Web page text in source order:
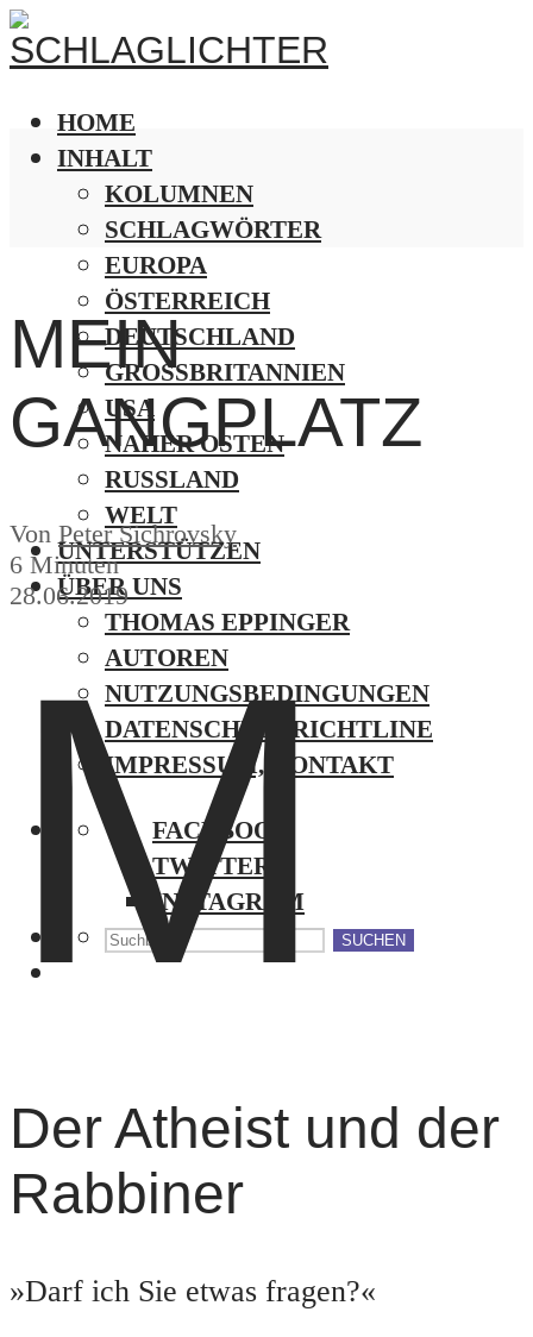
HOME
INHALT
KOLUMNEN
SCHLAGWÖRTER
EUROPA
ÖSTERREICH
DEUTSCHLAND
GROSSBRITANNIEN
USA
NAHER OSTEN
RUSSLAND
WELT
UNTERSTÜTZEN
ÜBER UNS
THOMAS EPPINGER
AUTOREN
NUTZUNGSBEDINGUNGEN
DATENSCHUTZRICHTLINE
IMPRESSUM, KONTAKT
FACEBOOK
TWITTER
INSTAGRAM
SUCHEN
MEIN
GANGPLATZ
Von Peter Sichrovsky
6 Minuten
28.06.2019
M
Der Atheist und der
Rabbiner
»Darf ich Sie etwas fragen?«